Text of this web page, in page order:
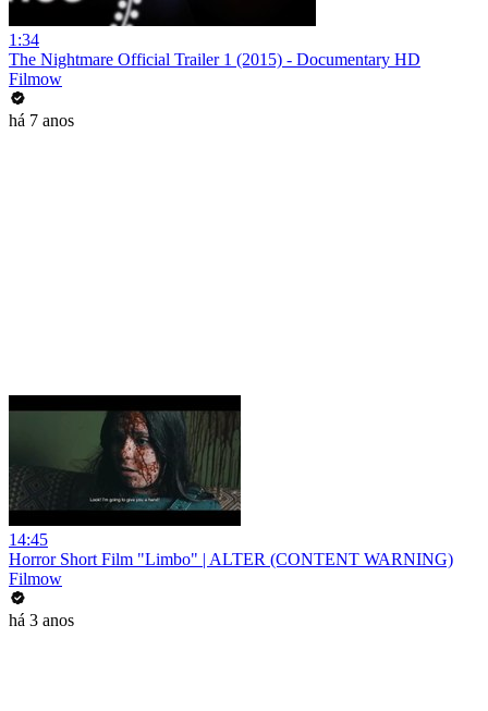
1:34
The Nightmare Official Trailer 1 (2015) - Documentary HD
Filmow
há 7 anos
14:45
Horror Short Film "Limbo" | ALTER (CONTENT WARNING)
Filmow
há 3 anos